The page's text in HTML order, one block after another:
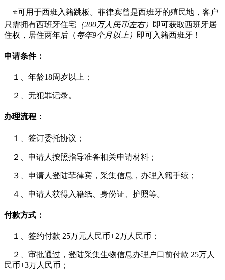
⭐可用于西班入籍跳板。菲律宾曾是西班牙的殖民地，客户
只需拥有西班牙住宅 （200万人民币左右）
即可获取西班牙居
住权，居住两年后（每年9个月以上） 即可入籍西班牙！
申请条件：
１、年龄18周岁以上；
２、无犯罪记录。
办理流程：
１、签订委托协议；
２、申请人按照指导准备相关申请材料；
３、申请人登陆菲律宾，采集信息，办理入籍手续；
４、申请人获得入籍纸、身份证、护照等。
付款方式：
１、签约付款 25万元人民币+2万人民币；
２、审批通过，登陆采集生物信息办理户口前付款 25万人
民币+3万人民币；